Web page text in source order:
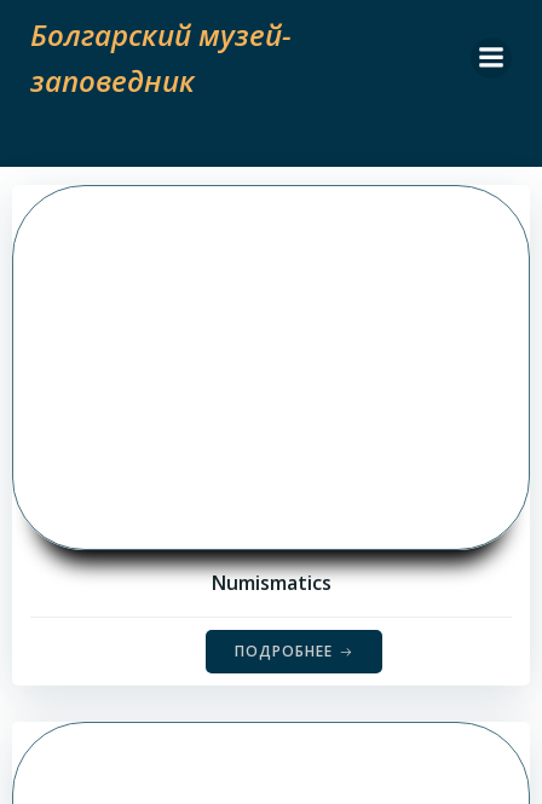
to
Болгарский музей-
заповедник
Numismatics
ПОДРОБНЕЕ